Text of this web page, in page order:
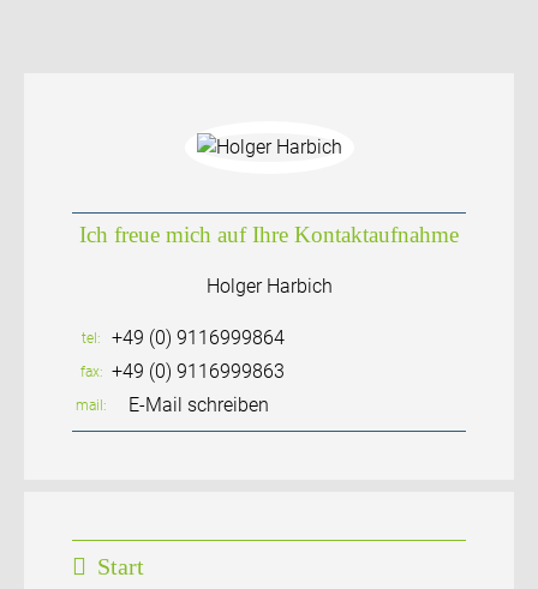
Ich freue mich auf Ihre Kontaktaufnahme
Holger Harbich
tel +49 (0) 9116999864
fax +49 (0) 9116999863
mail E-Mail schreiben
Start